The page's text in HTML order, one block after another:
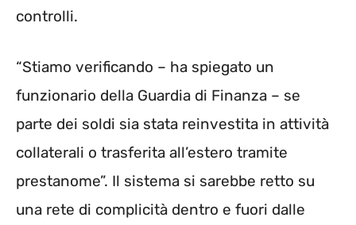
controlli.
“Stiamo verificando – ha spiegato un
funzionario della Guardia di Finanza – se
parte dei soldi sia stata reinvestita in attività
collaterali o trasferita all’estero tramite
prestanome”. Il sistema si sarebbe retto su
una rete di complicità dentro e fuori dalle